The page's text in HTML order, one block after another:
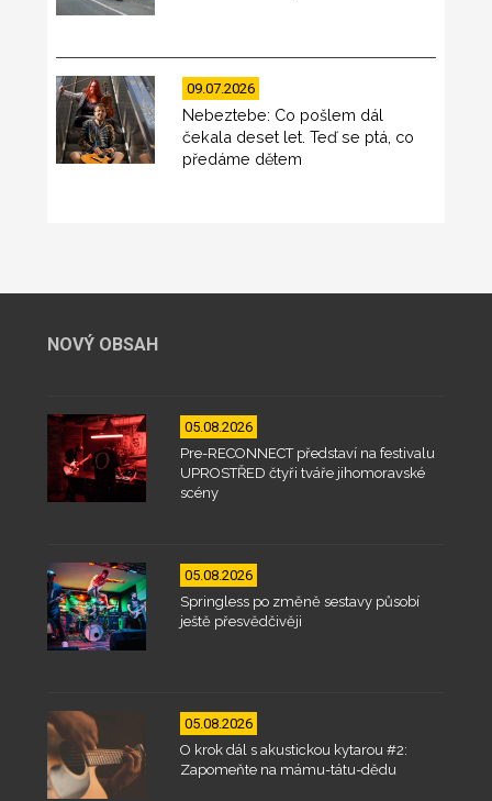
09.07.2026
Nebeztebe: Co pošlem dál
čekala deset let. Teď se ptá, co
předáme dětem
NOVÝ OBSAH
05.08.2026
Pre-RECONNECT představí na festivalu
UPROSTŘED čtyři tváře jihomoravské
scény
05.08.2026
Springless po změně sestavy působí
ještě přesvědčivěji
05.08.2026
O krok dál s akustickou kytarou #2:
Zapomeňte na mámu-tátu-dědu